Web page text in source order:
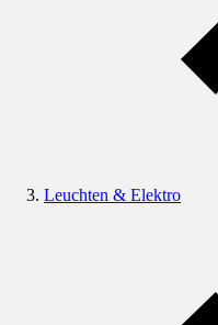
Leuchten & Elektro